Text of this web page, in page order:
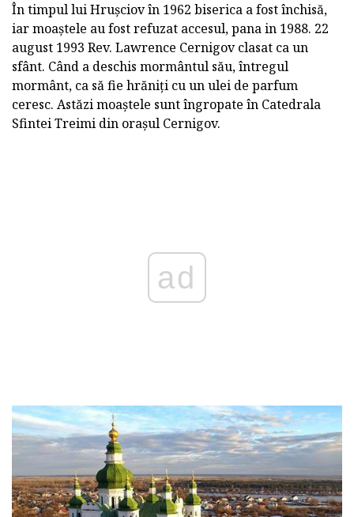
În timpul lui Hrușciov în 1962 biserica a fost închisă,
iar moaștele au fost refuzat accesul, pana in 1988. 22
august 1993 Rev. Lawrence Cernigov clasat ca un
sfânt. Când a deschis mormântul său, întregul
mormânt, ca să fie hrăniți cu un ulei de parfum
ceresc. Astăzi moaștele sunt îngropate în Catedrala
Sfintei Treimi din orașul Cernigov.
ad